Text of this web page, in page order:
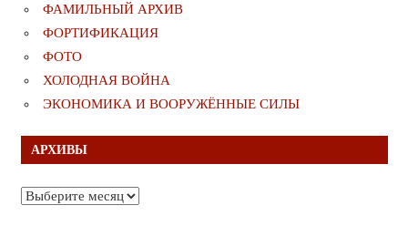
ФАМИЛЬНЫЙ АРХИВ
ФОРТИФИКАЦИЯ
ФОТО
ХОЛОДНАЯ ВОЙНА
ЭКОНОМИКА И ВООРУЖЁННЫЕ СИЛЫ
АРХИВЫ
Архивы